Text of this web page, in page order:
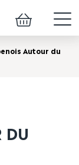
Autour du
DU